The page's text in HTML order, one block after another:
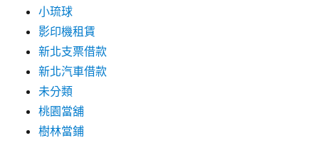
小琉球
影印機租賃
新北支票借款
新北汽車借款
未分類
桃園當舖
樹林當鋪